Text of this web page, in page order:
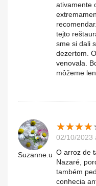
ativamente
tejto
sme si dali
dezertom.
venovala.
môžeme
Suzanne.u
★★★★
★★★★
02/10/2023
O arroz de
Nazaré,
também
conhecia